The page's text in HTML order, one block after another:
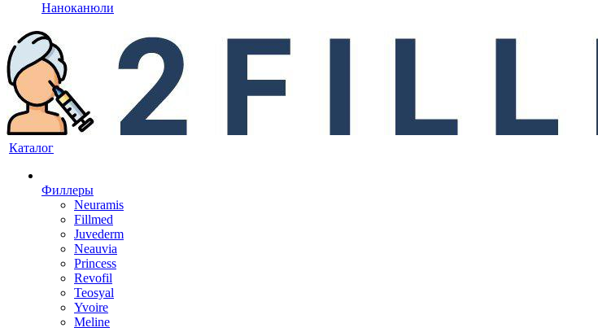
Наноканюли
Каталог
Филлеры
Neuramis
Fillmed
Juvederm
Neauvia
Princess
Revofil
Teosyal
Yvoire
Meline